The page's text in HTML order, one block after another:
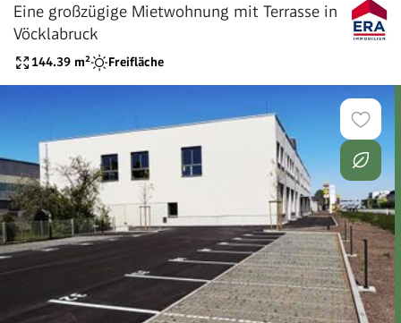
Eine großzügige Mietwohnung mit Terrasse in
Vöcklabruck
144.39 m² Freifläche